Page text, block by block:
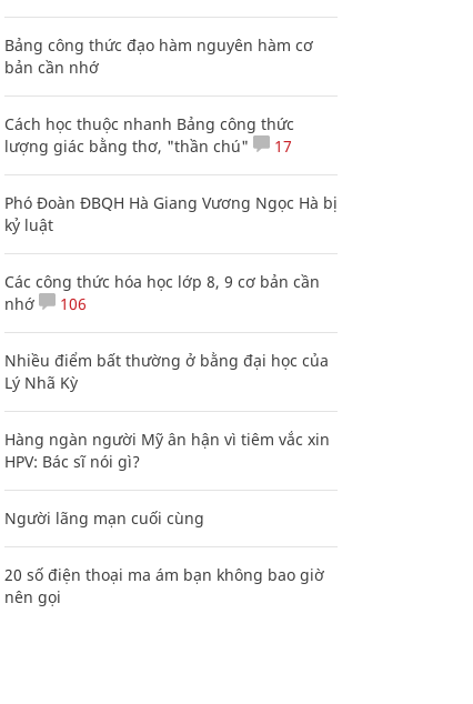
Bảng công thức đạo hàm nguyên hàm cơ
bản cần nhớ
Cách học thuộc nhanh Bảng công thức
lượng giác bằng thơ, "thần chú"
17
Phó Đoàn ĐBQH Hà Giang Vương Ngọc Hà bị
kỷ luật
Các công thức hóa học lớp 8, 9 cơ bản cần
nhớ
106
Nhiều điểm bất thường ở bằng đại học của
Lý Nhã Kỳ
Hàng ngàn người Mỹ ân hận vì tiêm vắc xin
HPV: Bác sĩ nói gì?
Người lãng mạn cuối cùng
20 số điện thoại ma ám bạn không bao giờ
nên gọi